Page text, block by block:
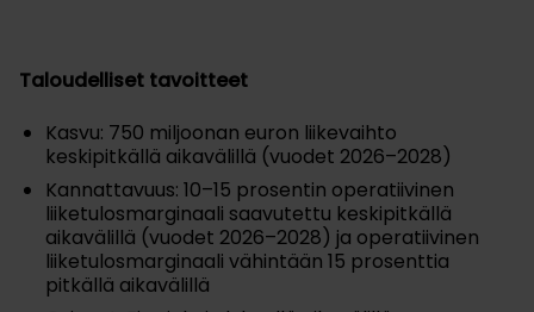
Taloudelliset tavoitteet
Kasvu: 750 miljoonan euron liikevaihto
keskipitkällä aikavälillä (vuodet 2026–2028)
Kannattavuus: 10–15 prosentin operatiivinen
liiketulosmarginaali saavutettu keskipitkällä
aikavälillä (vuodet 2026–2028) ja operatiivinen
liiketulosmarginaali vähintään 15 prosenttia
pitkällä aikavälillä